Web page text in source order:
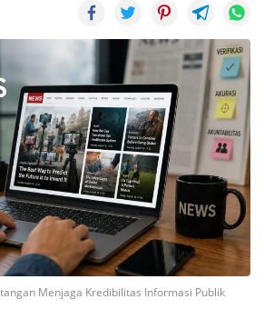
Menjaga Kredibilitas Informasi Publik